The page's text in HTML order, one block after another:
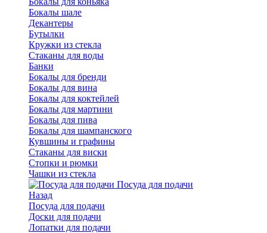
Бокалы шале
Декантеры
Бутылки
Кружки из стекла
Стаканы для воды
Банки
Бокалы для бренди
Бокалы для вина
Бокалы для коктейлей
Бокалы для мартини
Бокалы для пива
Бокалы для шампанского
Кувшины и графины
Стаканы для виски
Стопки и рюмки
Чашки из стекла
Посуда для подачи
Назад
Посуда для подачи
Доски для подачи
Лопатки для подачи